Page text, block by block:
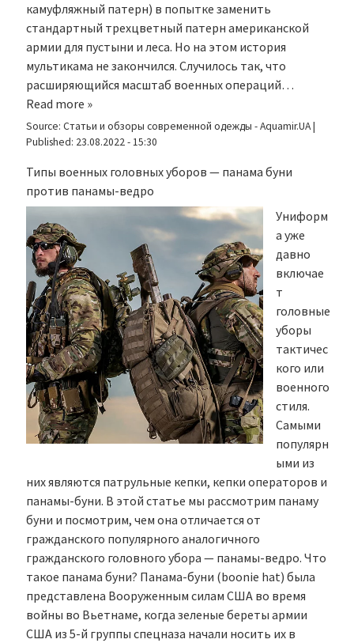
камуфляжный патерн) в попытке заменить
стандартный трехцветный патерн американской
армии для пустыни и леса. Но на этом история
мультикама не закончился. Случилось так, что
расширяющийся масштаб военных операций…
Read more »
Source: Статьи и обзоры современной одежды - Aquamir.UA|
Published: 23.08.2022 - 15:30
Типы военных головных уборов — панама буни
против панамы-ведро
Униформ
а уже
давно
включае
т
головные
уборы
тактичес
кого или
военного
стиля.
Самыми
популярн
ыми из
них являются патрульные кепки, кепки операторов и
панамы-буни. В этой статье мы рассмотрим панаму
буни и посмотрим, чем она отличается от
гражданского популярного аналогичного
гражданского головного убора — панамы-ведро. Что
такое панама буни? Панама-буни (boonie hat) была
представлена Вооруженным силам США во время
войны во Вьетнаме, когда зеленые береты армии
США из 5-й группы спецназа начали носить их в